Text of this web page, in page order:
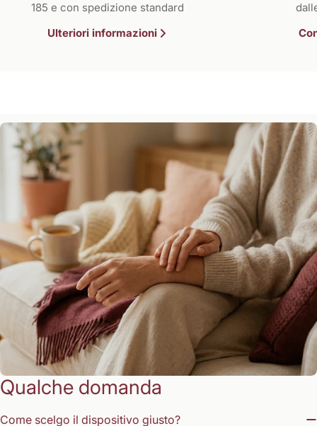
185 e con spedizione standard
Ulteriori informazioni
Qualche domanda
Come scelgo il dispositivo giusto?